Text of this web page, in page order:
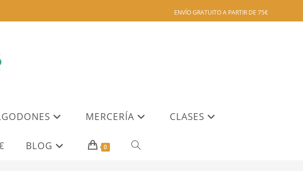
ENVÍO GRATUITO A PARTIR DE 75€
MERCERÍA CLASES
BLOG 0 ALTERNAR